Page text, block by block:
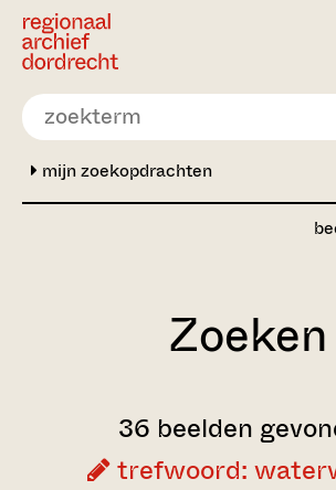
Ga direct naar de inhoud
mijn zoekopdrachten
Zoeken
36 beelden
trefwoord: